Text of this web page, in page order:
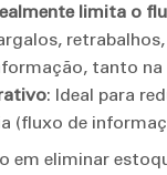
limita o
tanto
: Ideal para
(fluxo de
em eliminar